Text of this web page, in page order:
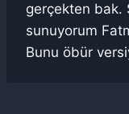
gerçekten bak.
sunuyorum
Bunu öbür